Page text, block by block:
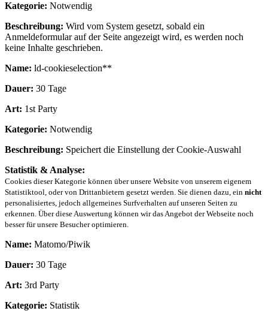
Kategorie: Notwendig
Beschreibung: Wird vom System gesetzt, sobald ein
Anmeldeformular auf der Seite angezeigt wird, es werden noch
keine Inhalte geschrieben.
Name: ld-cookieselection**
Dauer: 30 Tage
Art: 1st Party
Kategorie: Notwendig
Beschreibung: Speichert die Einstellung der Cookie-Auswahl
Statistik & Analyse:
Cookies dieser Kategorie können über unsere Website von unserem eigenem
Statistiktool, oder von Drittanbietern gesetzt werden. Sie dienen dazu, ein nicht
personalisiertes, jedoch allgemeines Surfverhalten auf unseren Seiten zu
erkennen. Über diese Auswertung können wir das Angebot der Webseite noch
besser für unsere Besucher optimieren.
Name: Matomo/Piwik
Dauer: 30 Tage
Art: 3rd Party
Kategorie: Statistik